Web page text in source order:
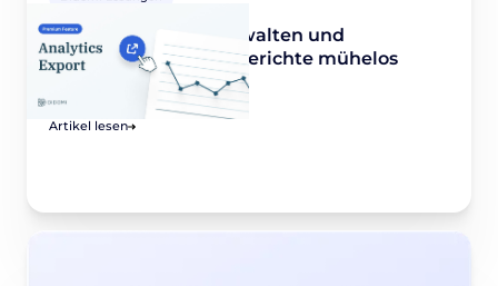
Analytics Export. Verwalten und
exportieren Sie Ihre Berichte mühelos
Artikel lesen